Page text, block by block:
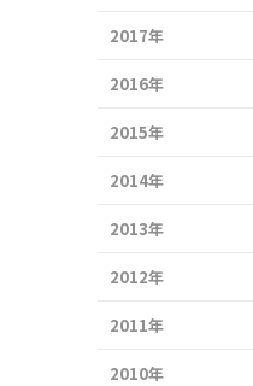
2017年
2016年
2015年
2014年
2013年
2012年
2011年
2010年